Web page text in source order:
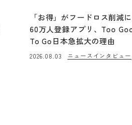
「お得」がフードロス削
60万人登録アプリ、Too
To Go日本急拡大の理由
2026.08.03 ニュース インタビュー